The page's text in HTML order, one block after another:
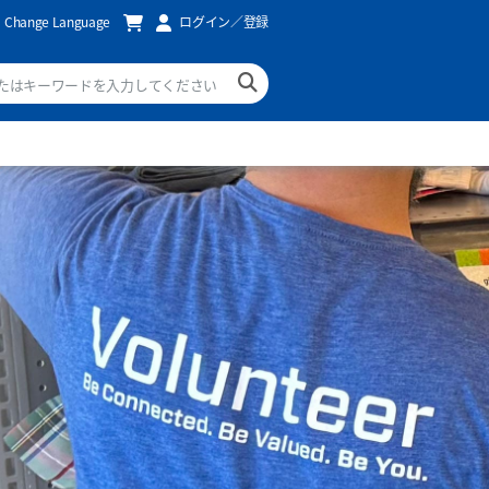
Change Language ログイン／登録